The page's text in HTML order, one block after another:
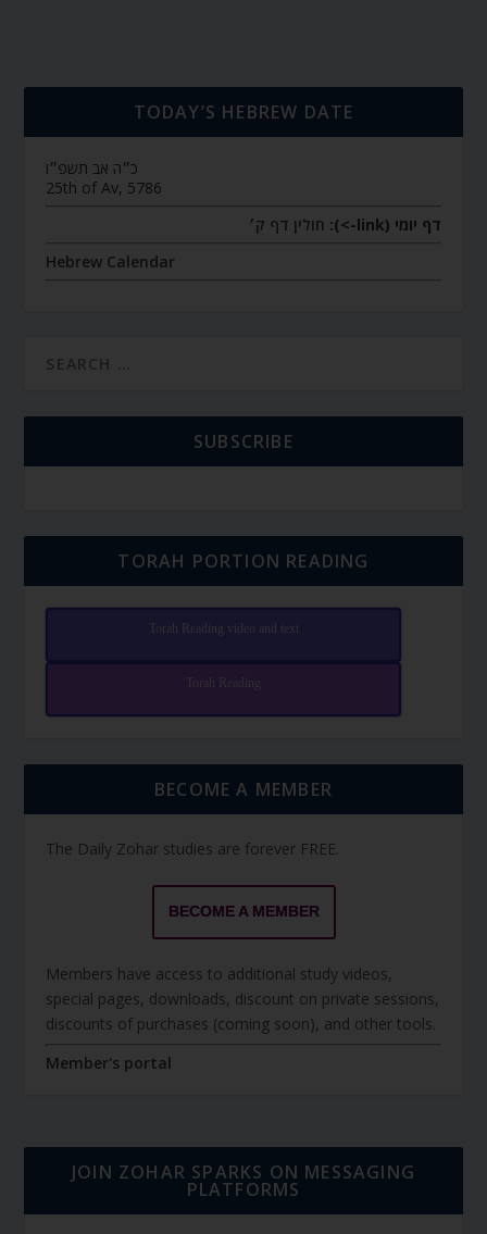
TODAY’S HEBREW DATE
כ״ה אב תשפ״ו
25th of Av, 5786
דף יומי (link->):
חולין דף ק׳
Hebrew Calendar
SUBSCRIBE
TORAH PORTION READING
Torah Reading video and text
Torah Reading
BECOME A MEMBER
The Daily Zohar studies are forever FREE.
BECOME A MEMBER
Members have access to additional study videos,
special pages, downloads, discount on private sessions,
discounts of purchases (coming soon), and other tools.
Member's portal
JOIN ZOHAR SPARKS ON MESSAGING
PLATFORMS